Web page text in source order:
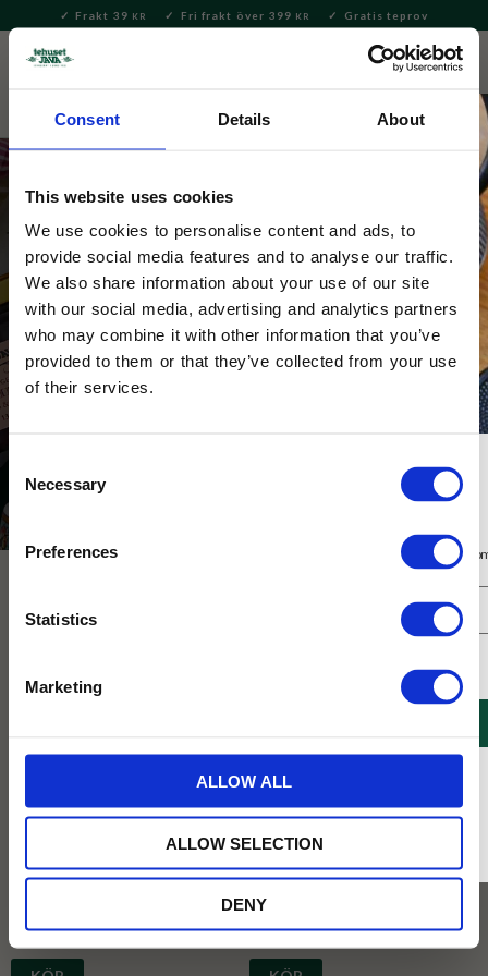
Consent Details About
This website uses cookies
We use cookies to personalise content and ads, to
provide social media features and to analyse our traffic.
We also share information about your use of our site
with our social media, advertising and analytics partners
who may combine it with other information that you’ve
provided to them or that they’ve collected from your use
of their services.
Selection
Necessary
Preferences
Statistics
Marketing
ALLOW ALL
ALLOW SELECTION
DENY
Meny
Frakt 39 KR Fri frakt över 399 KR Gratis teprov
Dunoon:s vackra muggar av
benporslin tillverkade i England
Den tunna kanten gör dessa muggar optimala att
dricka te eller kaffe ur, samtidigt som de är slitstarka
och tål diskmaskin. Många modeller och motiv.
Glencoe The World Of Tea
Njut av en kopp rykande hett te
underbara värld!
Skye Wild Blackberries
Dröm dig bort till sommaren. Vilda
denna vackra mugg från Dunoon.
479
Få 10% rabatt på ditt första köp på nätet och ta del av erbjudanden året
* Rabatten gäller endast online på Tehusetjava.se. Rabatten fungerar endast på